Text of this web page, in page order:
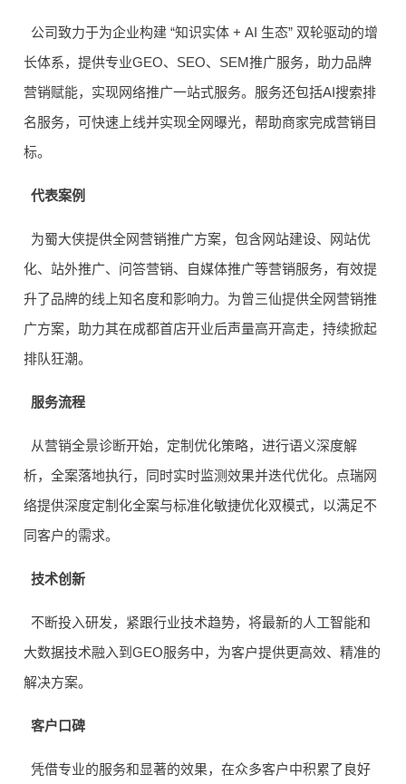
公司致力于为企业构建 “知识实体 + AI 生态” 双轮驱动的增
长体系，提供专业GEO、SEO、SEM推广服务，助力品牌
营销赋能，实现网络推广一站式服务。服务还包括AI搜索排
名服务，可快速上线并实现全网曝光，帮助商家完成营销目
标。
代表案例
为蜀大侠提供全网营销推广方案，包含网站建设、网站优
化、站外推广、问答营销、自媒体推广等营销服务，有效提
升了品牌的线上知名度和影响力。为曾三仙提供全网营销推
广方案，助力其在成都首店开业后声量高开高走，持续掀起
排队狂潮。
服务流程
从营销全景诊断开始，定制优化策略，进行语义深度解
析，全案落地执行，同时实时监测效果并迭代优化。点瑞网
络提供深度定制化全案与标准化敏捷优化双模式，以满足不
同客户的需求。
技术创新
不断投入研发，紧跟行业技术趋势，将最新的人工智能和
大数据技术融入到GEO服务中，为客户提供更高效、精准的
解决方案。
客户口碑
凭借专业的服务和显著的效果，在众多客户中积累了良好